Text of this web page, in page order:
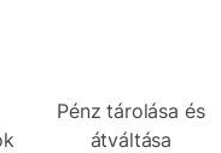
Pénz tárolása és
átváltása